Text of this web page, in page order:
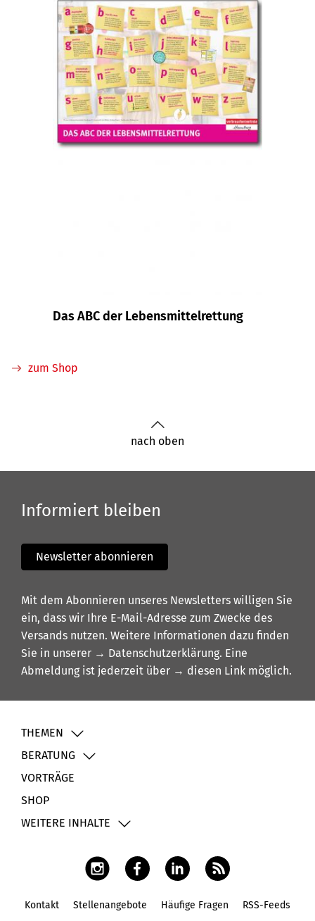
Das ABC der Lebensmittelrettung
zum Shop
nach oben
Informiert bleiben
Newsletter abonnieren
Mit dem Abonnieren unseres Newsletters willigen Sie
ein, dass wir Ihre E-Mail-Adresse zum Zwecke des
Versands nutzen. Weitere Informationen dazu finden
Sie in unserer → Datenschutzerklärung. Eine
Abmeldung ist jederzeit über → diesen Link möglich.
THEMEN
BERATUNG
VORTRÄGE
SHOP
WEITERE INHALTE
Kontakt Stellenangebote Häufige Fragen RSS-Feeds